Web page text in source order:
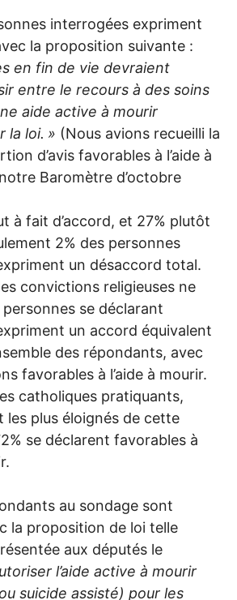
interrogées expriment
la proposition suivante :
en fin de vie devraient
entre le recours à des soins
aide active à mourir
la loi. » (Nous avions recueilli la
d’avis favorables à l’aide à
Baromètre d’octobre
à fait d’accord, et 27% plutôt
2% des personnes
un désaccord total.
convictions religieuses ne
se déclarant
un accord équivalent
des répondants, avec
favorables à l’aide à mourir.
catholiques pratiquants,
les plus éloignés de cette
se déclarent favorables à
au sondage sont
la proposition de loi telle
aux députés le
l’aide active à mourir
suicide assisté) pour les